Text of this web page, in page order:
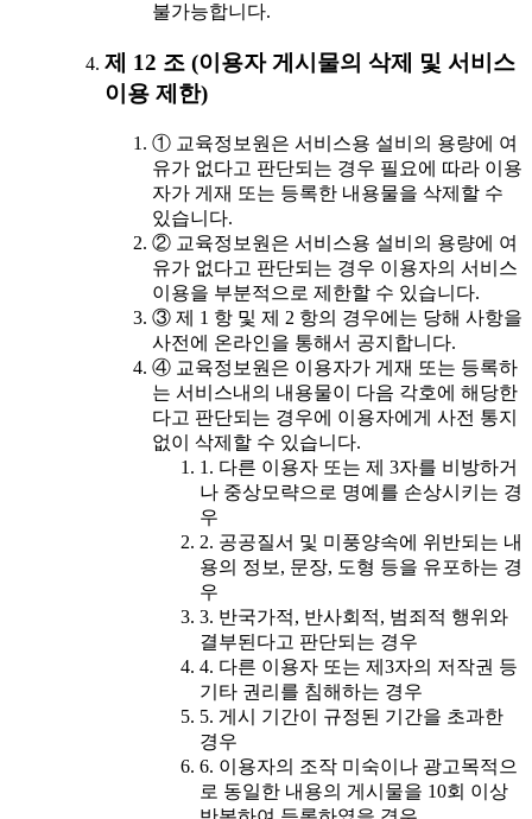
불가능합니다.
제 12 조 (이용자 게시물의 삭제 및 서비스
이용 제한)
① 교육정보원은 서비스용 설비의 용량에 여
유가 없다고 판단되는 경우 필요에 따라 이용
자가 게재 또는 등록한 내용물을 삭제할 수
있습니다.
② 교육정보원은 서비스용 설비의 용량에 여
유가 없다고 판단되는 경우 이용자의 서비스
이용을 부분적으로 제한할 수 있습니다.
③ 제 1 항 및 제 2 항의 경우에는 당해 사항을
사전에 온라인을 통해서 공지합니다.
④ 교육정보원은 이용자가 게재 또는 등록하
는 서비스내의 내용물이 다음 각호에 해당한
다고 판단되는 경우에 이용자에게 사전 통지
없이 삭제할 수 있습니다.
1. 다른 이용자 또는 제 3자를 비방하거
나 중상모략으로 명예를 손상시키는 경
우
2. 공공질서 및 미풍양속에 위반되는 내
용의 정보, 문장, 도형 등을 유포하는 경
우
3. 반국가적, 반사회적, 범죄적 행위와
결부된다고 판단되는 경우
4. 다른 이용자 또는 제3자의 저작권 등
기타 권리를 침해하는 경우
5. 게시 기간이 규정된 기간을 초과한
경우
6. 이용자의 조작 미숙이나 광고목적으
로 동일한 내용의 게시물을 10회 이상